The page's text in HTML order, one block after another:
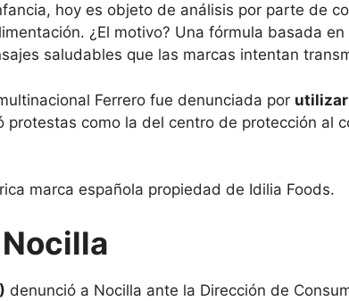
hoy es objeto de análisis por parte de
¿El motivo? Una fórmula basada en
saludables que las marcas intentan
Ferrero fue denunciada por utilizar
protestas como la del centro de protección al
marca española propiedad de Idilia Foods.
denunció a Nocilla ante la Dirección de